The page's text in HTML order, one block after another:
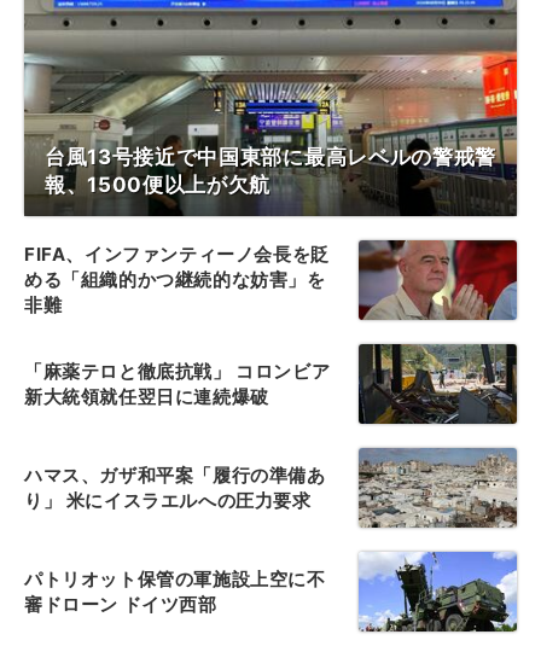
台風13号接近で中国東部に最高レベルの警戒警
報、1500便以上が欠航
FIFA、インファンティーノ会長を貶
める「組織的かつ継続的な妨害」を
非難
「麻薬テロと徹底抗戦」 コロンビア
新大統領就任翌日に連続爆破
ハマス、ガザ和平案「履行の準備あ
り」 米にイスラエルへの圧力要求
パトリオット保管の軍施設上空に不
審ドローン ドイツ西部